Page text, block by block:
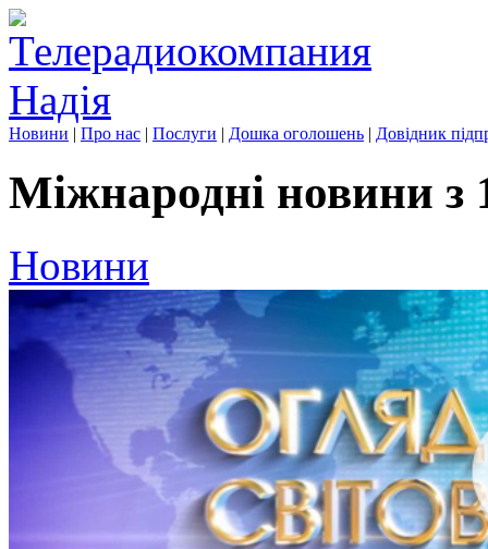
Новини | Про нас | Послуги | Дошка оголошень | Довідник
Міжнародні новини з
Новини